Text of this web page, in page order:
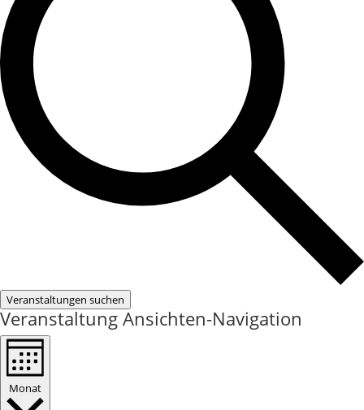
Veranstaltungen suchen
Veranstaltung Ansichten-Navigation
Monat